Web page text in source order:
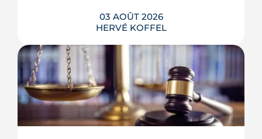
03 AOÛT 2026
HERVÉ KOFFEL
Se loger à Montpellier pour la rentrée
2026 tient de la course de vitesse, sur
un marché où le studio part en